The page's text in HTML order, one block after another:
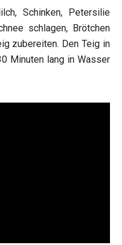
Schinken, Petersilie
schlagen, Brötchen
zubereiten. Den Teig in
Minuten lang in Wasser